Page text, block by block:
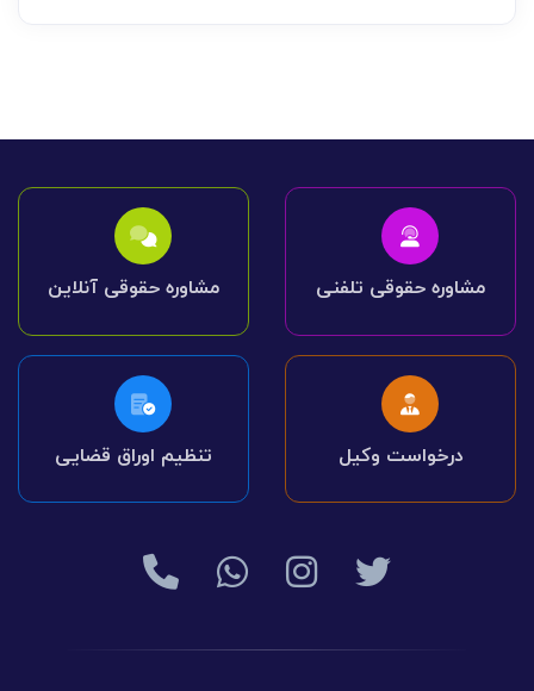
مشاوره حقوقی تلفنی مشاوره حقوقی آنلاین
درخواست وکیل تنظیم اوراق قضایی